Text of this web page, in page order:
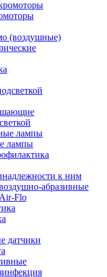
(воздушные)
лампы
к ним
абразивные
Flo
датчики